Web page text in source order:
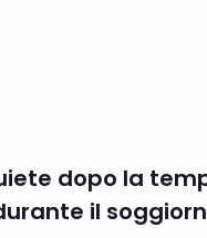
dopo la
il